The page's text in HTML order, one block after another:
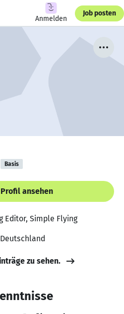
Anmelden
Job posten
Basis
Profil ansehen
Editor, Simple Flying
zu sehen.